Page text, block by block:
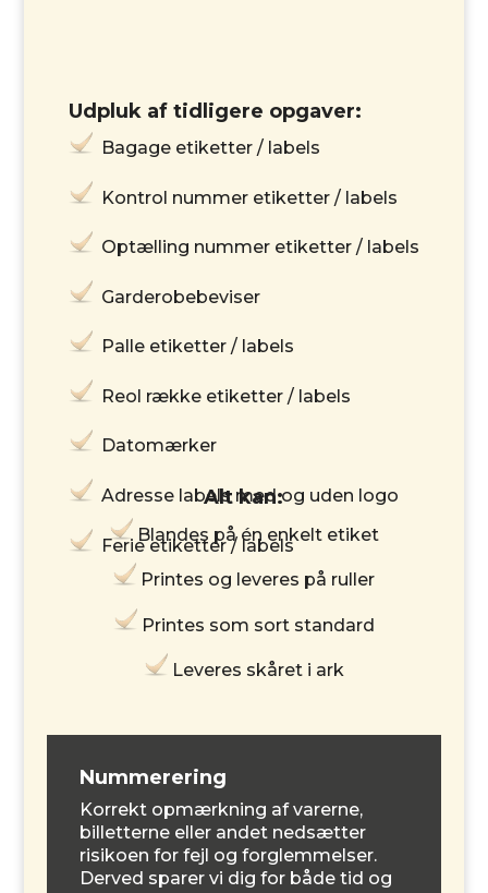
Udpluk af tidligere opgaver:
Bagage etiketter / labels
Kontrol nummer etiketter / labels
Optælling nummer etiketter / labels
Garderobebeviser
Palle etiketter / labels
Reol række etiketter / labels
Datomærker
Adresse labels med og uden logo
Ferie etiketter / labels
Alt kan:
Blandes på én enkelt etiket
Printes og leveres på ruller
Printes som sort standard
Leveres skåret i ark
Nummerering
Korrekt opmærkning af varerne,
billetterne eller andet nedsætter
risikoen for fejl og forglemmelser.
Derved sparer vi dig for både tid og